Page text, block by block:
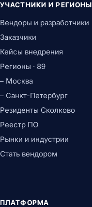
УЧАСТНИКИ И РЕГИОНЫ
Вендоры и разработчики
Заказчики
Кейсы внедрения
Регионы · 89
– Москва
– Санкт-Петербург
Резиденты Сколково
Реестр ПО
Рынки и индустрии
Стать вендором
ПЛАТФОРМА